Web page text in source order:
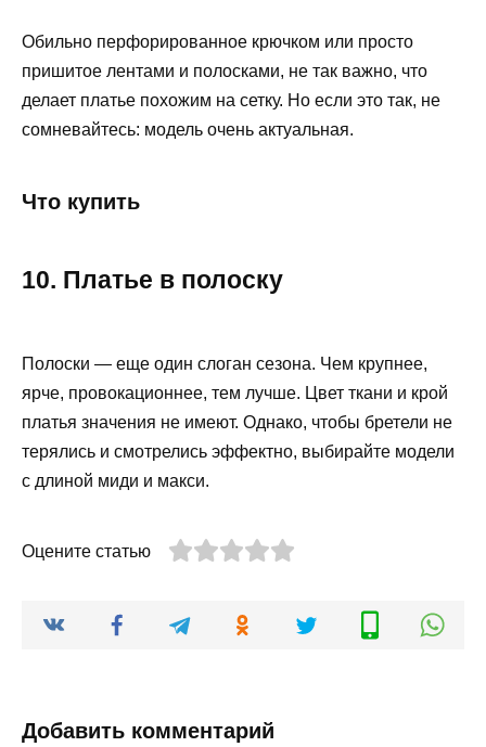
Обильно перфорированное крючком или просто
пришитое лентами и полосками, не так важно, что
делает платье похожим на сетку. Но если это так, не
сомневайтесь: модель очень актуальная.
Что купить
10. Платье в полоску
Полоски — еще один слоган сезона. Чем крупнее,
ярче, провокационнее, тем лучше. Цвет ткани и крой
платья значения не имеют. Однако, чтобы бретели не
терялись и смотрелись эффектно, выбирайте модели
с длиной миди и макси.
Оцените статью
Добавить комментарий